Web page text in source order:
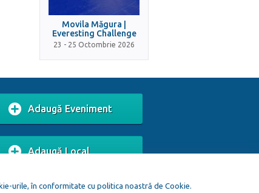
Movila Măgura |
Everesting Challenge
23 - 25 Octombrie 2026
Adaugă Eveniment
Adaugă Local
urile, în conformitate cu politica noastră de Cookie.